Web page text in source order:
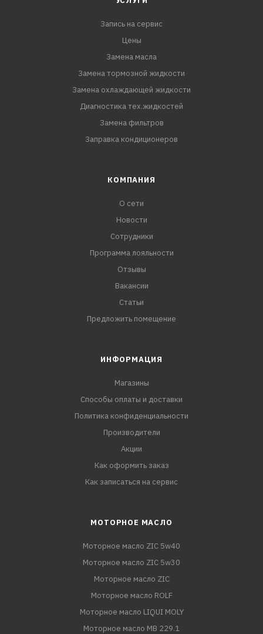
Запись на сервис
Цены
Замена масла
Замена тормозной жидкости
Замена охлаждающей жидкости
Диагностика тех.жидкостей
Замена фильтров
Заправка кондиционеров
КОМПАНИЯ
О сети
Новости
Сотрудники
Программа лояльности
Отзывы
Вакансии
Статьи
Предложить помещение
ИНФОРМАЦИЯ
Магазины
Способы оплаты и доставки
Политика конфиденциальности
Производители
Акции
Как оформить заказ
Как записаться на сервис
МОТОРНОЕ МАСЛО
Моторное масло ZIC 5w40
Моторное масло ZIC 5w30
Моторное масло ZIC
Моторное масло ROLF
Моторное масло LIQUI MOLY
Моторное масло MB 229.1